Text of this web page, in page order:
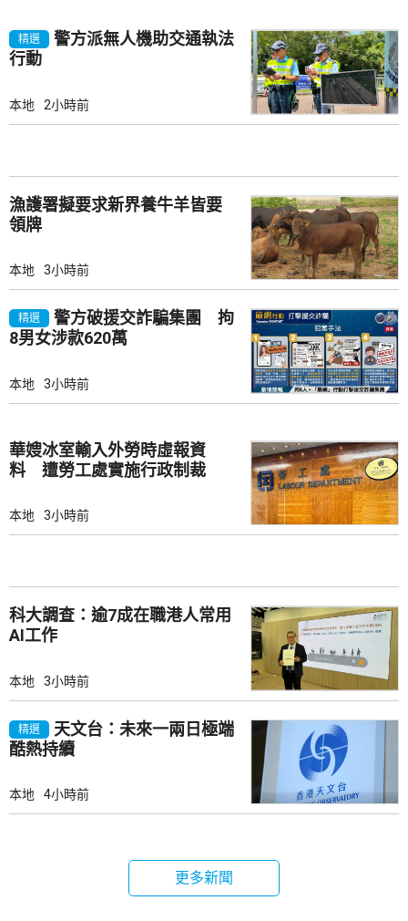
精選
警方派無人機助交通執法
行動
本地 2小時前
漁護署擬要求新界養牛羊皆要
領牌
本地 3小時前
精選
警方破援交詐騙集團 拘
8男女涉款620萬
本地 3小時前
華嫂冰室輸入外勞時虛報資
料 遭勞工處實施行政制裁
本地 3小時前
科大調查：逾7成在職港人常用
AI工作
本地 3小時前
精選
天文台：未來一兩日極端
酷熱持續
本地 4小時前
更多新聞